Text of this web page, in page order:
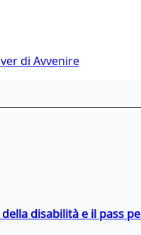
di Avvenire
disabilità e il pass